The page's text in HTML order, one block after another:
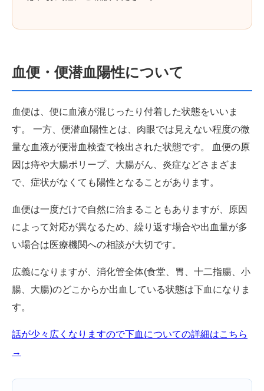
血便・便潜血陽性について
血便は、便に血液が混じったり付着した状態をいいま
す。 一方、便潜血陽性とは、肉眼では見えない程度の微
量な血液が便潜血検査で検出された状態です。 血便の原
因は痔や大腸ポリープ、大腸がん、炎症などさまざま
で、症状がなくても陽性となることがあります。
血便は一度だけで自然に治まることもありますが、原因
によって対応が異なるため、繰り返す場合や出血量が多
い場合は医療機関への相談が大切です。
広義になりますが、消化管全体(食堂、胃、十二指腸、小
腸、大腸)のどこからか出血している状態は下血になりま
す。
話が少々広くなりますので下血についての詳細はこちら
→